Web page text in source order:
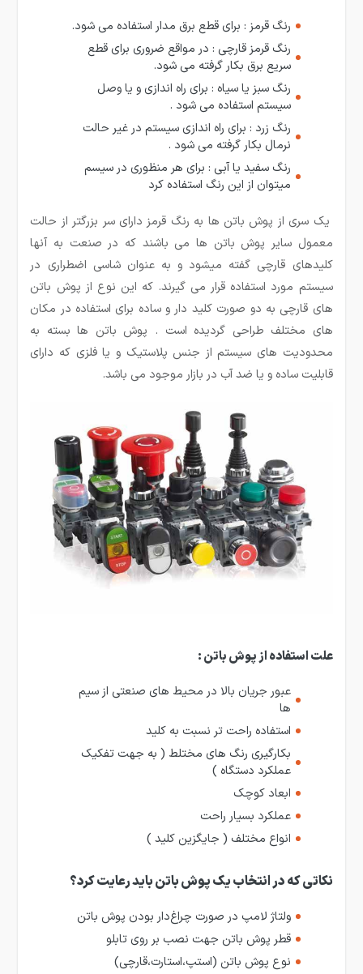
رنگ قرمز : برای قطع برق مدار استفاده می شود.
رنگ قرمز قارچی : در مواقع ضروری برای قطع
سریع برق بکار گرفته می شود.
رنگ سبز یا سیاه : برای راه اندازی و یا وصل
سیستم استفاده می شود .
رنگ زرد : برای راه اندازی سیستم در غیر حالت
نرمال بکار گرفته می شود .
رنگ سفید یا آبی : برای هر منظوری در سیسم
میتوان از این رنگ استفاده کرد
یک سری از پوش باتن­ ها به رنگ قرمز دارای سر بزرگتر از حالت
معمول سایر پوش باتن ها می باشند که در صنعت به آنها
کلیدهای قارچی گفته میشود و به عنوان شاسی اضطراری در
سیستم مورد استفاده قرار می­ گیرند. که این نوع از پوش باتن
های قارچی به دو صورت کلید دار و ساده برای استفاده در مکان
های مختلف طراحی گردیده است . پوش باتن ها بسته به
محدودیت های سیستم از جنس پلاستیک و یا فلزی که دارای
قابلیت ساده و یا ضد آب در بازار موجود می­ باشد.
علت استفاده از پوش باتن :
عبور جریان بالا در محیط های صنعتی از سیم
ها
استفاده راحت تر نسبت به کلید
بکارگیری رنگ های مختلط ( به جهت تفکیک
عملکرد دستگاه )
ابعاد کوچک
عملکرد بسیار راحت
انواع مختلف ( جایگزین کلید )
نکاتی که در انتخاب یک پوش باتن باید رعایت کرد؟
ولتاژ لامپ در صورت چراغ‌دار بودن پوش باتن
قطر پوش باتن جهت نصب بر روی تابلو
نوع پوش باتن (استپ،استارت،قارچی)